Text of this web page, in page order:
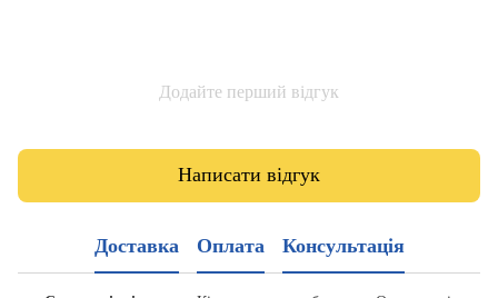
Додайте перший відгук
Написати відгук
Доставка Оплата Консультація